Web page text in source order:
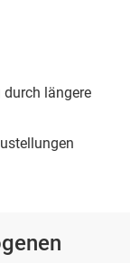
längere